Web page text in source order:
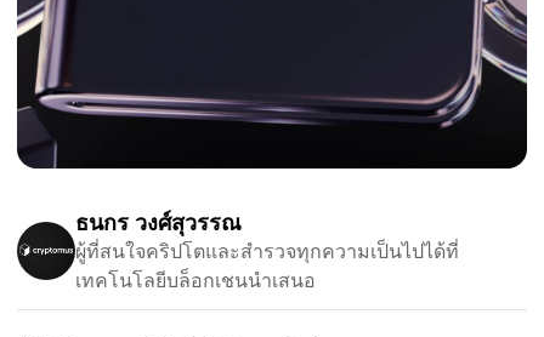
ธนกร วงศ์สุวรรณ
ผู้ที่สนใจคริปโตและสำรวจทุกความเป็นไปได้ที่
เทคโนโลยีบล็อกเชนนำเสนอ